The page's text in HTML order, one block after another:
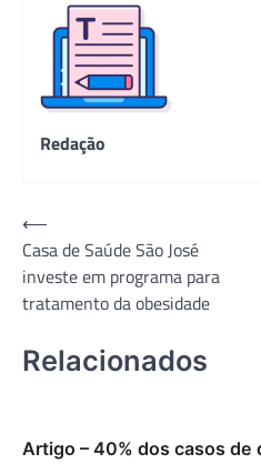
Redação
Navegação
de
Post
⟵
Casa de Saúde São José
investe em programa para
tratamento da obesidade
Relacionados
Artigo – 40% dos casos de